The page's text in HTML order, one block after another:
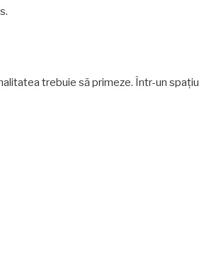
trebuie să primeze. Într-un spațiu